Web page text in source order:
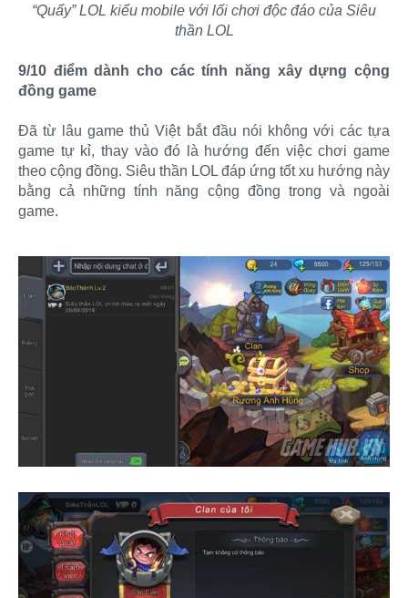
“Quẩy” LOL kiểu mobile với lối chơi độc đáo của Siêu
thần LOL
9/10 điểm dành cho các tính năng xây dựng cộng
đồng game
Đã từ lâu game thủ Việt bắt đầu nói không với các tựa
game tự kỉ, thay vào đó là hướng đến việc chơi game
theo cộng đồng. Siêu thần LOL đáp ứng tốt xu hướng này
bằng cả những tính năng cộng đồng trong và ngoài
game. ​